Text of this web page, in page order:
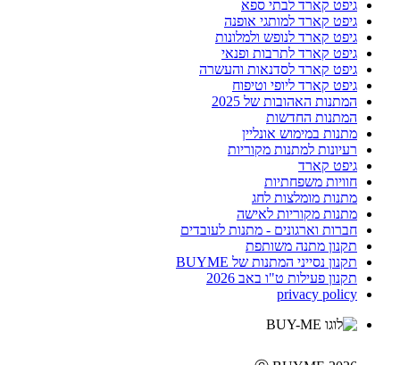
גיפט קארד לבתי ספא
גיפט קארד למותגי אופנה
גיפט קארד לנופש ולמלונות
גיפט קארד לתרבות ופנאי
גיפט קארד לסדנאות והעשרה
גיפט קארד ליופי וטיפוח
המתנות האהובות של 2025
המתנות החדשות
מתנות במימוש אונליין
רעיונות למתנות מקוריות
גיפט קארד
חוויות משפחתיות
מתנות מומלצות לחג
מתנות מקוריות לאישה
חברות וארגונים - מתנות לעובדים
תקנון מתנה משותפת
תקנון נסייני המתנות של BUYME
תקנון פעילות ט"ו באב 2026
privacy policy